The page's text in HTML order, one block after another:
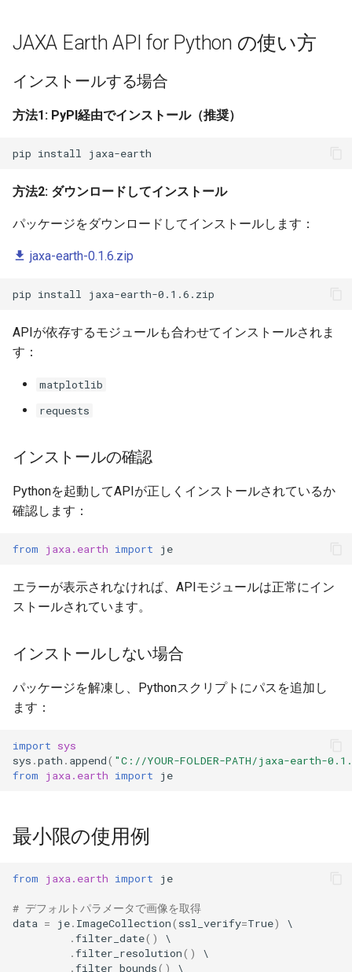
JAXA Earth API for Python の使い方
インストールする場合
方法1: PyPI経由でインストール（推奨）
pip install
方法2: ダウンロードしてインストール
パッケージをダウンロードしてインストールします：
jaxa-earth-0.1.6.zip
pip install
APIが依存するモジュールも合わせてインストールされま
す：
matplotlib
requests
インストールの確認
Pythonを起動してAPIが正しくインストールされているか
確認します：
from jaxa.earth import je
エラーが表示されなければ、APIモジュールは正常にイン
ストールされています。
インストールしない場合
パッケージを解凍し、Pythonスクリプトにパスを追加し
ます：
import sys
sys .path . append( "C://YOUR-FOLDER-PATH/jaxa-earth-
from
jaxa.earth import je
最小限の使用例
from jaxa.earth import je
# デフォルトパラメータで画像を取得
data = je. ImageCollection( ssl_verify=True)
.filter_date()
.filter_resolution()
.filter_bounds()